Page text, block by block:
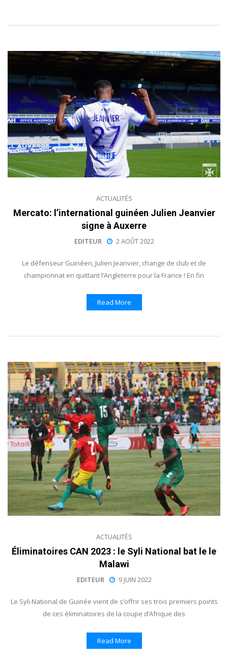
ACTUALITÉS
Mercato: l’international guinéen Julien Jeanvier
signe à Auxerre
EDITEUR 2 AOÛT 2022
Le défenseur Guinéen, Julien Jeanvier, change de club et de
championnat en quittant l’Angleterre pour la France ! En fin
Read More
ACTUALITÉS
Éliminatoires CAN 2023 : le Syli National bat le le
Malawi
EDITEUR 9 JUIN 2022
Le Syli National de Guinée vient de s’offrir ses trois premiers points
de ces éliminatoires de la coupe d’Afrique des
Read More